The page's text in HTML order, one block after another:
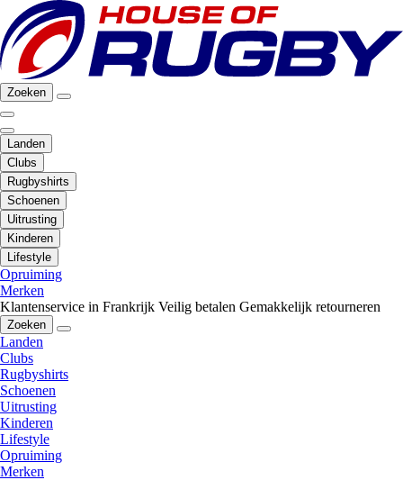
Zoeken
Landen
Clubs
Rugbyshirts
Schoenen
Uitrusting
Kinderen
Lifestyle
Opruiming
Merken
Klantenservice in Frankrijk Veilig betalen Gemakkelijk retourneren
Zoeken
Landen
Clubs
Rugbyshirts
Schoenen
Uitrusting
Kinderen
Lifestyle
Opruiming
Merken